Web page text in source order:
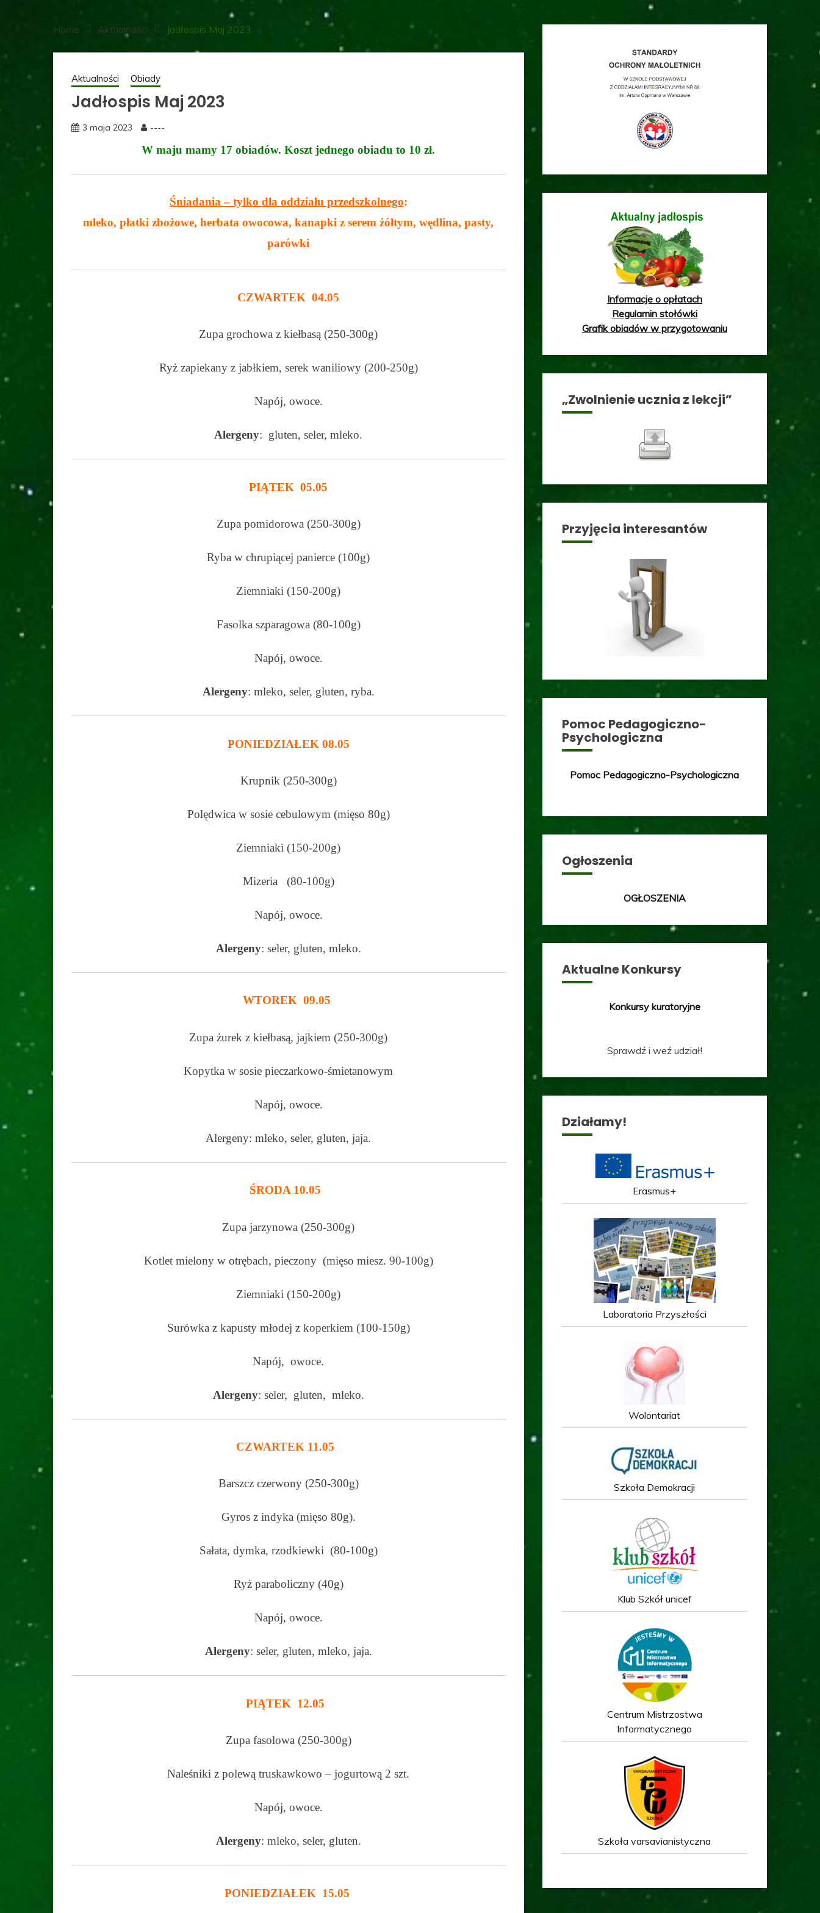
Home Aktualności Jadłospis Maj 2023
Aktualności Obiady
Jadłospis Maj 2023
3 maja 2023 ----
W maju mamy 17 obiadów. Koszt jednego obiadu to 10 zł.
Śniadania – tylko dla oddziału przedszkolnego:
mleko, płatki zbożowe, herbata owocowa, kanapki z serem żółtym, wędlina, pasty,
parówki
CZWARTEK 04.05
Zupa grochowa z kiełbasą (250-300g)
Ryż zapiekany z jabłkiem, serek waniliowy (200-250g)
Napój, owoce.
Alergeny: gluten, seler, mleko.
PIĄTEK 05.05
Zupa pomidorowa (250-300g)
Ryba w chrupiącej panierce (100g)
Ziemniaki (150-200g)
Fasolka szparagowa (80-100g)
Napój, owoce.
Alergeny: mleko, seler, gluten, ryba.
PONIEDZIAŁEK 08.05
Krupnik (250-300g)
Polędwica w sosie cebulowym (mięso 80g)
Ziemniaki (150-200g)
Mizeria (80-100g)
Napój, owoce.
Alergeny: seler, gluten, mleko.
WTOREK 09.05
Zupa żurek z kiełbasą, jajkiem (250-300g)
Kopytka w sosie pieczarkowo-śmietanowym
Napój, owoce.
Alergeny: mleko, seler, gluten, jaja.
ŚRODA 10.05
Zupa jarzynowa (250-300g)
Kotlet mielony w otrębach, pieczony (mięso miesz. 90-100g)
Ziemniaki (150-200g)
Surówka z kapusty młodej z koperkiem (100-150g)
Napój, owoce.
Alergeny: seler, gluten, mleko.
CZWARTEK 11.05
Barszcz czerwony (250-300g)
Gyros z indyka (mięso 80g).
Sałata, dymka, rzodkiewki (80-100g)
Ryż paraboliczny (40g)
Napój, owoce.
Alergeny: seler, gluten, mleko, jaja.
PIĄTEK 12.05
Zupa fasolowa (250-300g)
Naleśniki z polewą truskawkowo – jogurtową 2 szt.
Napój, owoce.
Alergeny: mleko, seler, gluten.
PONIEDZIAŁEK 15.05
Informacje o opłatach
Regulamin stołówki
Grafik obiadów w przygotowaniu
„Zwolnienie ucznia z lekcji”
Przyjęcia interesantów
Pomoc Pedagogiczno-
Psychologiczna
Pomoc Pedagogiczno-Psychologiczna
Ogłoszenia
OGŁOSZENIA
Aktualne Konkursy
Konkursy kuratoryjne
Sprawdź i weź udział!
Działamy!
Erasmus+
Laboratoria Przyszłości
Wolontariat
Szkoła Demokracji
Klub Szkół unicef
Centrum Mistrzostwa
Informatycznego
Szkoła varsavianistyczna